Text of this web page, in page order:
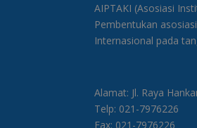
AIPTAKI (Asosiasi
Pembentukan
Internasional pada
Alamat: Jl. Raya
Telp: 021-7976226
Fax: 021-7976226